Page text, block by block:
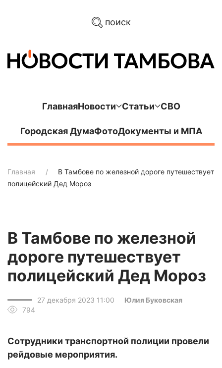
поиск
ГлавнаяНовости Статьи СВО
Городская ДумаФотоДокументы и МПА
Главная
В Тамбове по железной дороге путешествует
полицейский Дед Мороз
В Тамбове по железной
дороге путешествует
полицейский Дед Мороз
27 декабря 2023 11:00
Юлия Буковская
794
Сотрудники транспортной полиции провели
рейдовые мероприятия.